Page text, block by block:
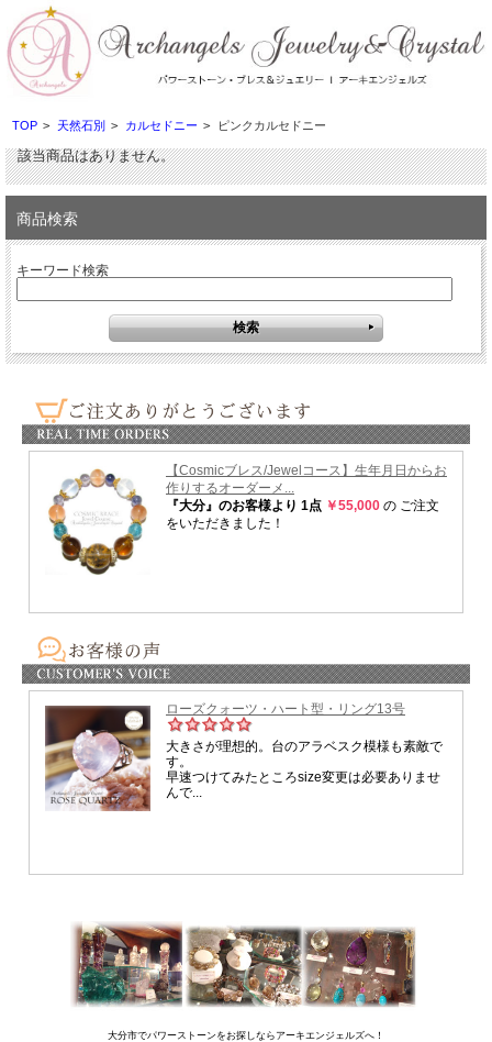
TOP > 天然石別 > カルセドニー > ピンクカルセドニー
該当商品はありません。
商品検索
キーワード検索
大分市でパワーストーンをお探しならアーキエンジェルズへ！